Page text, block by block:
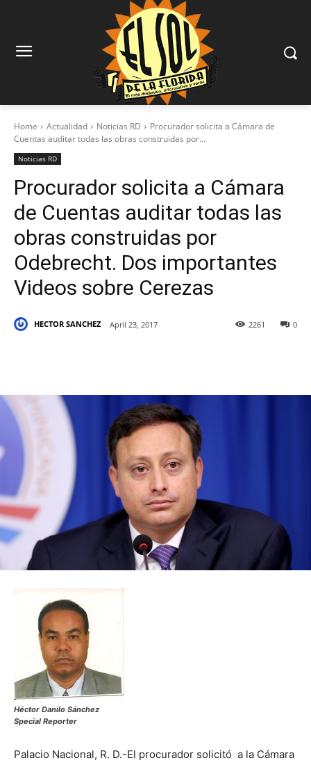
Home Actualidad Noticias RD
Procurador solicita a Cámara de
Cuentas auditar todas las obras construidas por...
Noticias RD
Procurador solicita a Cámara
de Cuentas auditar todas las
obras construidas por
Odebrecht. Dos importantes
Videos sobre Cerezas
HECTOR SANCHEZ April 23, 2017 0
2261
Héctor Danilo Sánchez
Special Reporter
Palacio Nacional, R. D.-El procurador solicitó a la Cámara